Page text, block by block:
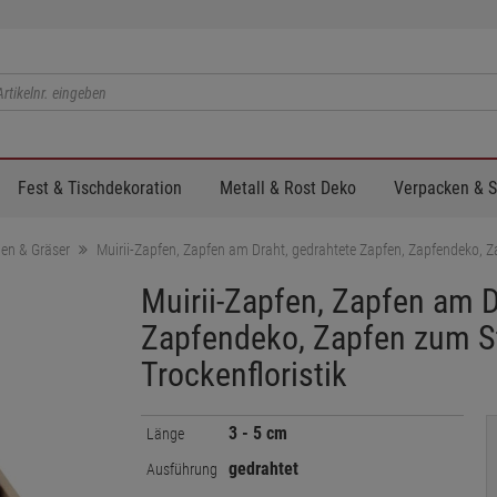
Fest & Tischdekoration Metall & Rost Deko Verpacken &
& Gräser Muirii-Zapfen, Zapfen am Draht, gedrahtete Zapfen, Zapfendeko,
Muirii-Zapfen, Zapfen am
Zapfendeko, Zapfen zum
Trockenfloristik
Länge 3 - 5 cm
Ausführung gedrahtet